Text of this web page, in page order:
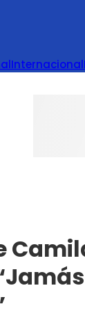
Internacional